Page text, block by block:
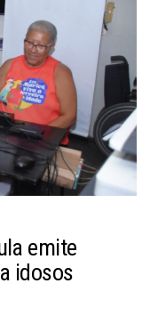
emite
idosos